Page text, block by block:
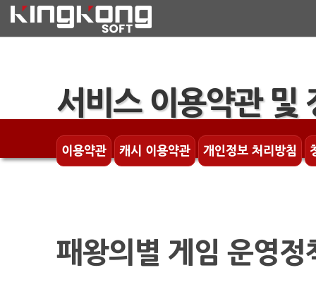
서비스 이용약관 및
이용약관 캐시 이용약관 개인정보 처리방침
패왕의별 게임 운영정